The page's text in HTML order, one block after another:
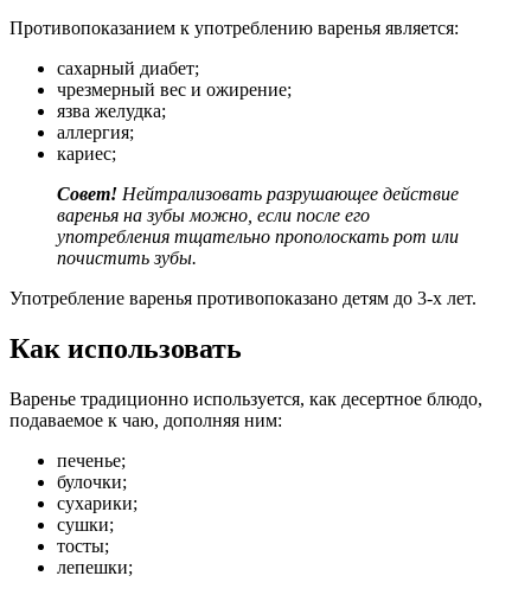
Противопоказанием к употреблению варенья является:
сахарный диабет;
чрезмерный вес и ожирение;
язва желудка;
аллергия;
кариес;
Совет! Нейтрализовать разрушающее действие
варенья на зубы можно, если после его
употребления тщательно прополоскать рот или
почистить зубы.
Употребление варенья противопоказано детям до 3-х лет.
Как использовать
Варенье традиционно используется, как десертное блюдо,
подаваемое к чаю, дополняя ним:
печенье;
булочки;
сухарики;
сушки;
тосты;
лепешки;